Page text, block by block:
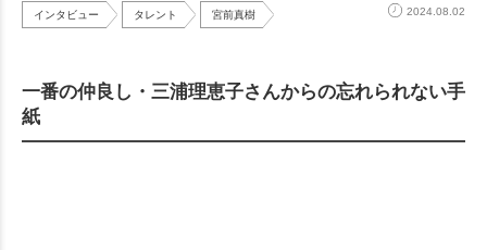
インタビュー タレント 宮前真樹 2024.08.02
一番の仲良し・三浦理恵子さんからの忘れられない手
紙